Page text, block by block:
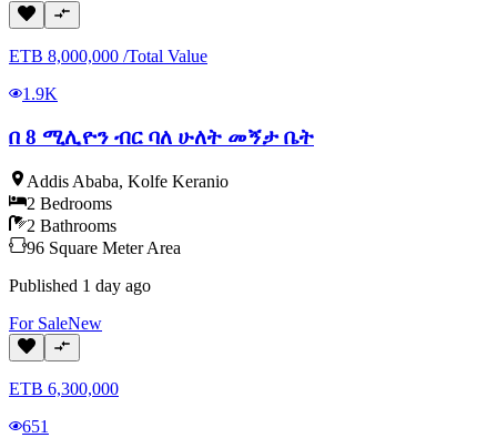
ETB 8,000,000 /Total Value
1.9K
በ 8 ሚሊዮን ብር ባለ ሁለት መኝታ ቤት
Addis Ababa, Kolfe Keranio
2 Bedrooms
2 Bathrooms
96 Square Meter Area
Published 1 day ago
For SaleNew
ETB 6,300,000
651